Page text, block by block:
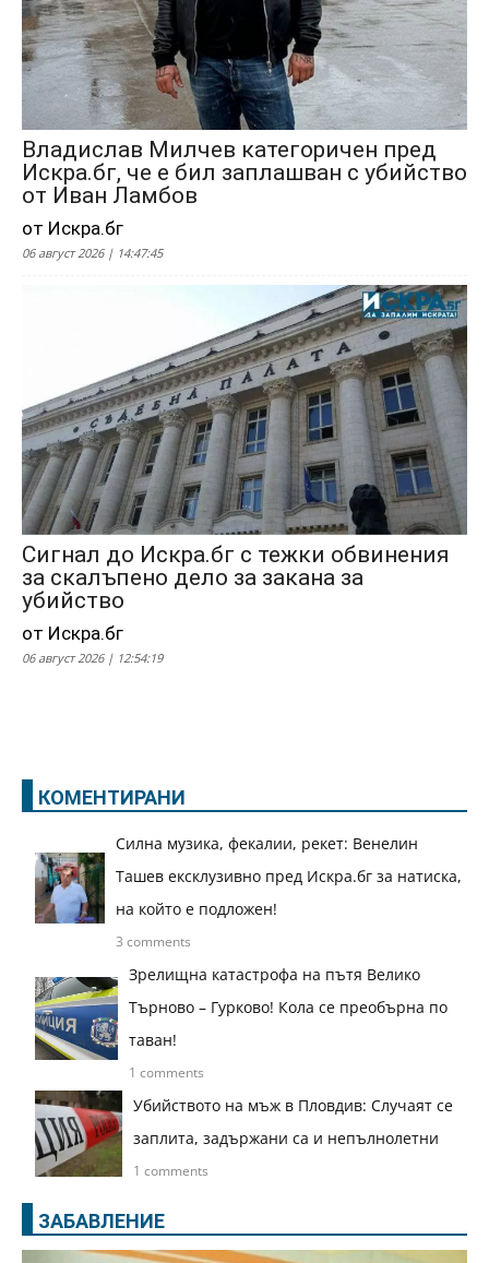
Владислав Милчев категоричен пред
Искра.бг, че е бил заплашван с убийство
от Иван Ламбов
от Искра.бг
06 август 2026 | 14:47:45
Сигнал до Искра.бг с тежки обвинения
за скалъпено дело за закана за
убийство
от Искра.бг
06 август 2026 | 12:54:19
КОМЕНТИРАНИ
Силна музика, фекалии, рекет: Венелин
Ташев ексклузивно пред Искра.бг за натиска,
на който е подложен!
3 comments
Зрелищна катастрофа на пътя Велико
Търново – Гурково! Кола се преобърна по
таван!
1 comments
Убийството на мъж в Пловдив: Случаят се
заплита, задържани са и непълнолетни
1 comments
ЗАБАВЛЕНИЕ